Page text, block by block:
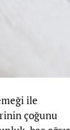
ile
çoğunu